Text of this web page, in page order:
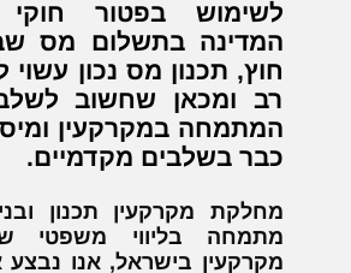
לשימוש בפטור חוקי
המדינה בתשלום מס
חוץ, תכנון מס נכון
רב ומכאן שחשוב
המתמחה במקרקעין
כבר בשלבים מקדמיים.
מחלקת מקרקעין תכנון
מתמחה בליווי משפטי
מקרקעין בישראל, אנו